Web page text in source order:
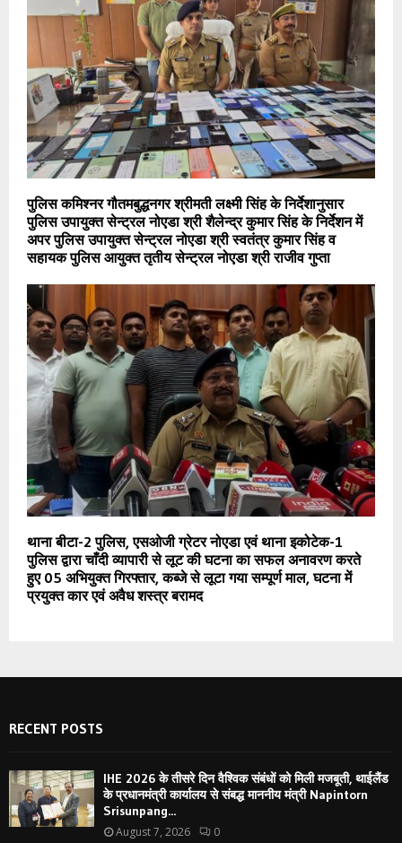
पुलिस कमिश्नर गौतमबुद्धनगर श्रीमती लक्ष्मी सिंह के निर्देशानुसार
पुलिस उपायुक्त सेन्ट्रल नोएडा श्री शैलेन्द्र कुमार सिंह के निर्देशन में
अपर पुलिस उपायुक्त सेन्ट्रल नोएडा श्री स्वतंत्र कुमार सिंह व
सहायक पुलिस आयुक्त तृतीय सेन्ट्रल नोएडा श्री राजीव गुप्ता
थाना बीटा-2 पुलिस, एसओजी ग्रेटर नोएडा एवं थाना इकोटेक-1
पुलिस द्वारा चाँदी व्यापारी से लूट की घटना का सफल अनावरण करते
हुए 05 अभियुक्त गिरफ्तार, कब्जे से लूटा गया सम्पूर्ण माल, घटना में
प्रयुक्त कार एवं अवैध शस्त्र बरामद
RECENT POSTS
IHE 2026 के तीसरे दिन वैश्विक संबंधों को मिली मजबूती, थाईलैंड
के प्रधानमंत्री कार्यालय से संबद्ध माननीय मंत्री Napintorn
Srisunpang...
August 7, 2026 0